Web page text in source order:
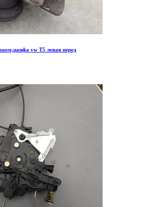
vw T5 левая перед